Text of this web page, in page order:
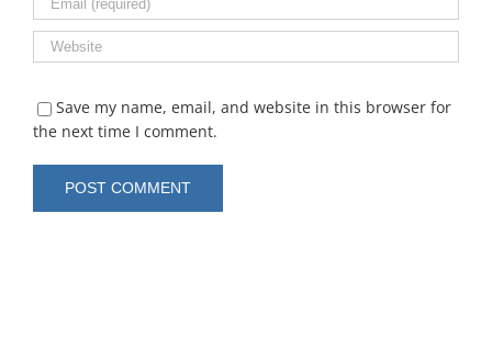
Save my name, email, and website in this browser for
the next time I comment.